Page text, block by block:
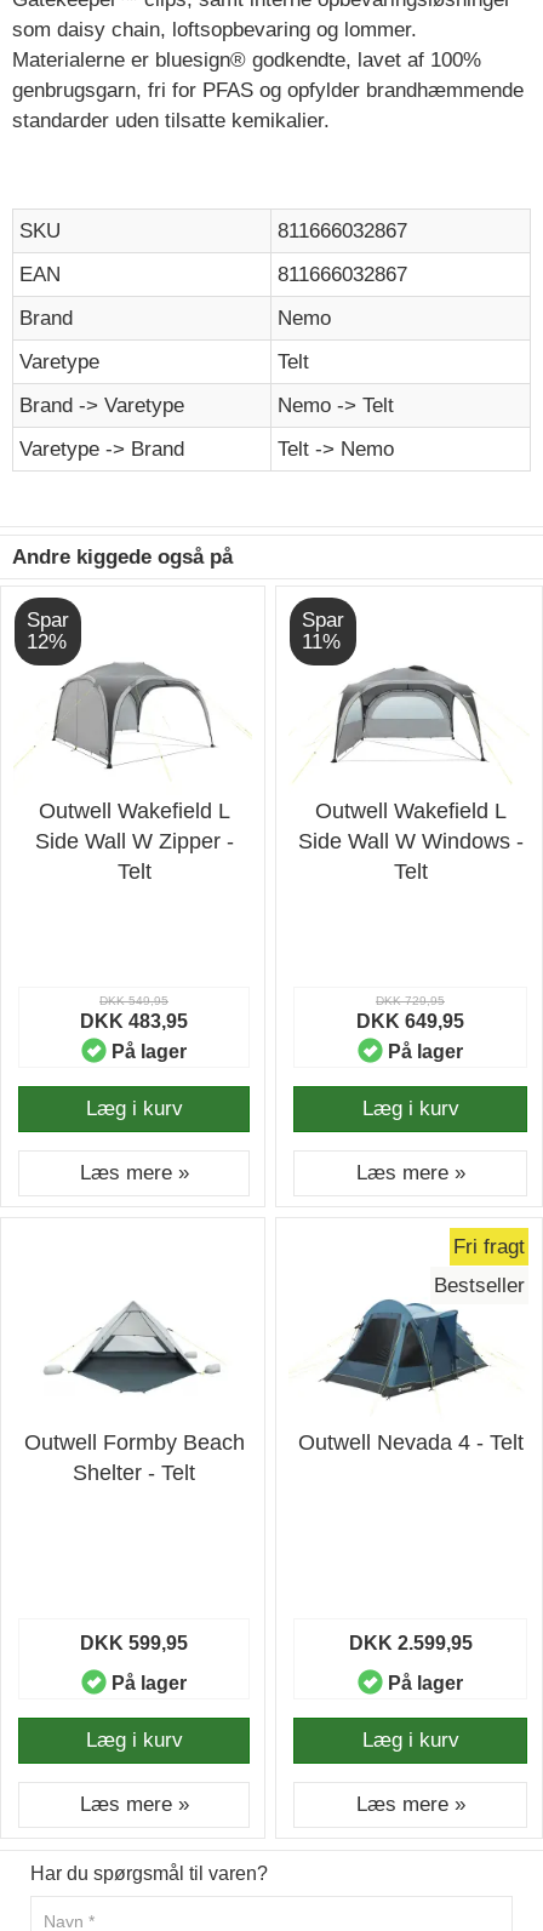
som daisy chain, loftsopbevaring og lommer.
Materialerne er bluesign® godkendte, lavet af 100%
genbrugsgarn, fri for PFAS og opfylder brandhæmmende
standarder uden tilsatte kemikalier.
SKU
811666032867
EAN
811666032867
Brand
Nemo
Varetype
Telt
Brand -> Varetype
Nemo -> Telt
Varetype -> Brand
Telt -> Nemo
Andre kiggede også på
Spar
12%
Outwell Wakefield L
Side Wall W Zipper -
Telt
DKK 549,95
DKK 483,95
På lager
Læg i kurv
Læs mere »
Spar
11%
Outwell Wakefield L
Side Wall W Windows -
Telt
DKK 729,95
DKK 649,95
På lager
Læg i kurv
Læs mere »
Outwell Formby Beach
Shelter - Telt
DKK 599,95
På lager
Læg i kurv
Læs mere »
Fri fragt
Bestseller
Outwell Nevada 4 - Telt
DKK 2.599,95
På lager
Læg i kurv
Læs mere »
Har du spørgsmål til varen?